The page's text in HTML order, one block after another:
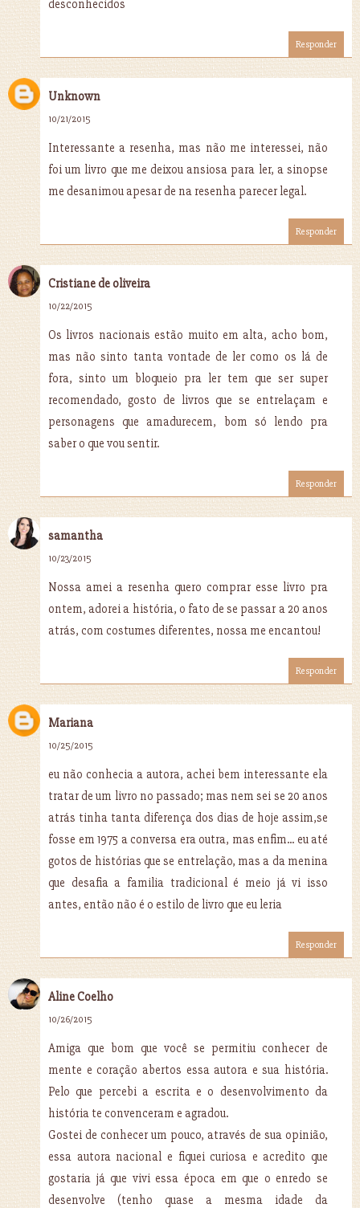
desconhecidos
Responder
Unknown
10/21/2015
Interessante a resenha, mas não me interessei, não
foi um livro que me deixou ansiosa para ler, a sinopse
me desanimou apesar de na resenha parecer legal.
Responder
Cristiane de oliveira
10/22/2015
Os livros nacionais estão muito em alta, acho bom,
mas não sinto tanta vontade de ler como os lá de
fora, sinto um bloqueio pra ler tem que ser super
recomendado, gosto de livros que se entrelaçam e
personagens que amadurecem, bom só lendo pra
saber o que vou sentir.
Responder
samantha
10/23/2015
Nossa amei a resenha quero comprar esse livro pra
ontem, adorei a história, o fato de se passar a 20 anos
atrás, com costumes diferentes, nossa me encantou!
Responder
Mariana
10/25/2015
eu não conhecia a autora, achei bem interessante ela
tratar de um livro no passado; mas nem sei se 20 anos
atrás tinha tanta diferença dos dias de hoje assim,se
fosse em 1975 a conversa era outra, mas enfim... eu até
gotos de histórias que se entrelação, mas a da menina
que desafia a familia tradicional é meio já vi isso
antes, então não é o estilo de livro que eu leria
Responder
Aline Coelho
10/26/2015
Amiga que bom que você se permitiu conhecer de
mente e coração abertos essa autora e sua história.
Pelo que percebi a escrita e o desenvolvimento da
história te convenceram e agradou.
Gostei de conhecer um pouco, através de sua opinião,
essa autora nacional e fiquei curiosa e acredito que
gostaria já que vivi essa época em que o enredo se
desenvolve (tenho quase a mesma idade da